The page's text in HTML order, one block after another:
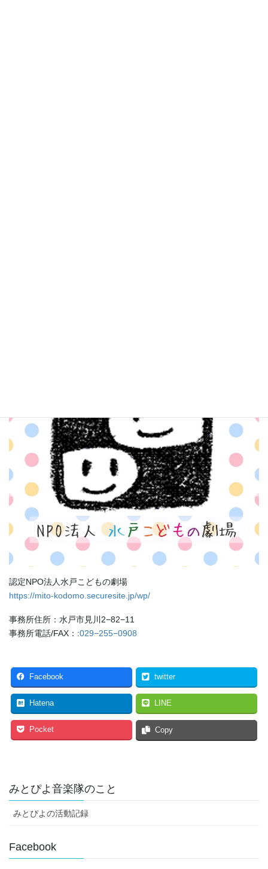
認定NPO法人水戸こどもの劇場
https://mito-kodomo.securesite.jp/wp/
事務所住所：水戸市見川2−82−11
事務所電話/FAX：:029−255−0908
Facebook twitter
Hatena LINE
Pocket Copy
みとぴよ音楽隊のこと
みとぴよの活動記録
Facebook